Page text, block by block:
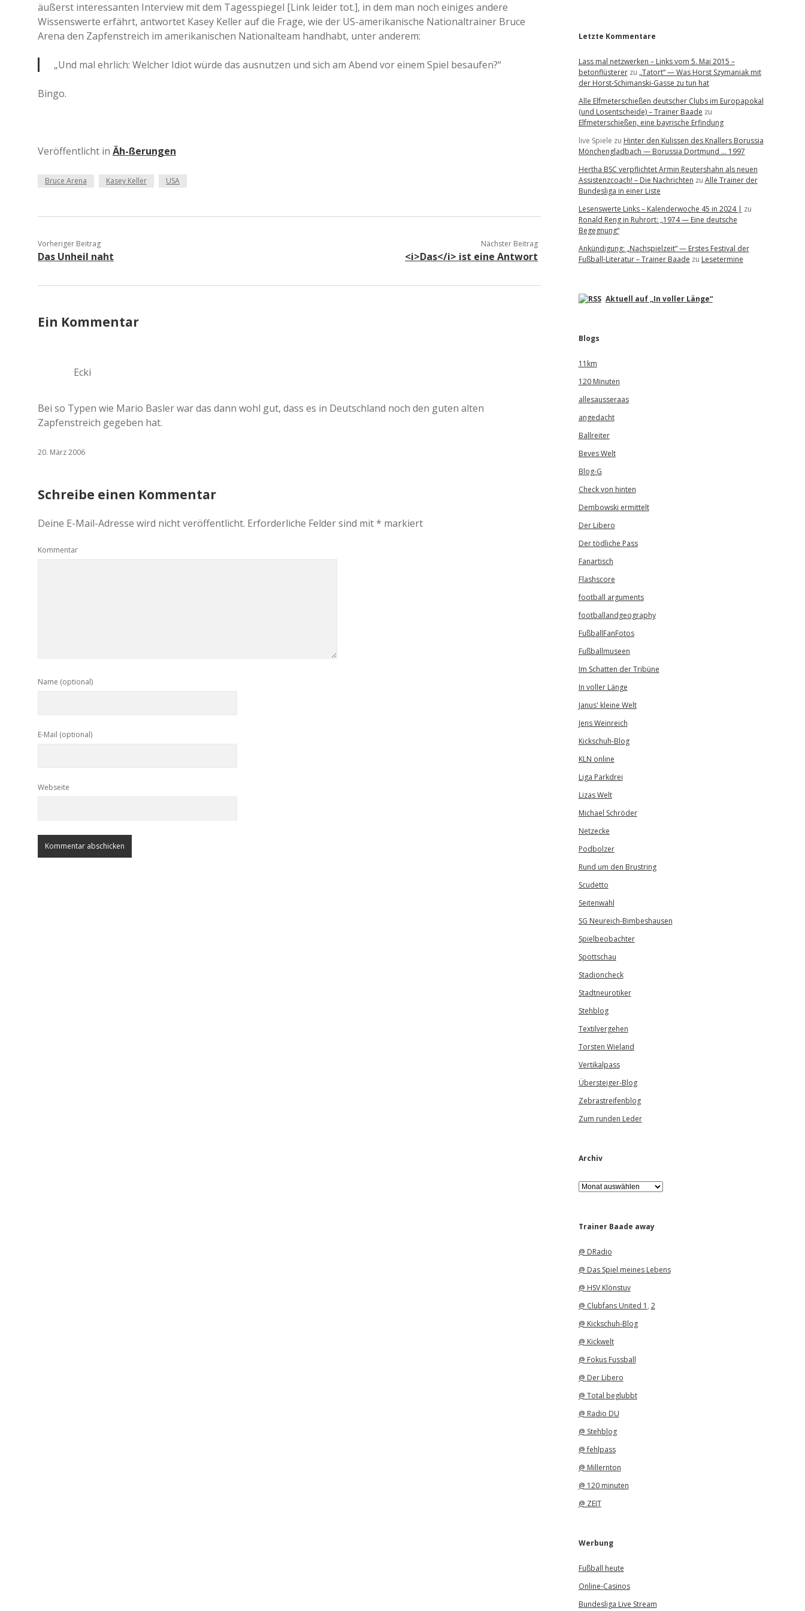
a
a
äußerst interessanten Interview mit dem Tagesspiegel [Link leider tot.], in dem man noch einiges andere
Wissenswerte erfährt, antwortet Kasey Keller auf die Frage, wie der US-amerikanische Nationaltrainer Bruce
Arena den Zapfenstreich im amerikanischen Nationalteam handhabt, unter anderem:
„Und mal ehrlich: Welcher Idiot würde das ausnutzen und sich am Abend vor einem Spiel besaufen?“
Bingo.
Veröffentlicht in Äh-ßerungen
Bruce Arena Kasey Keller USA
Vorheriger Beitrag
Das Unheil naht
Nächster Beitrag
<i>Das</i> ist eine Antwort
Ein Kommentar
Ecki
Bei so Typen wie Mario Basler war das dann wohl gut, dass es in Deutschland noch den guten alten
Zapfenstreich gegeben hat.
20. März 2006
Schreibe einen Kommentar
Deine E-Mail-Adresse wird nicht veröffentlicht. Erforderliche Felder sind mit* markiert
Kommentar
Name (optional)
E-Mail (optional)
Webseite
Letzte Kommentare
Lass mal netzwerken – Links vom 5. Mai 2015 –
betonflüstererzu „Tatort“ — Was Horst Szymaniak mit
der Horst-Schimanski-Gasse zu tun hat
Alle Elfmeterschießen deutscher Clubs im Europapokal
(und Losentscheide) – Trainer Baade zu
Elfmeterschießen, eine bayrische Erfindung
live Spiele zu Hinter den Kulissen des Knallers Borussia
Mönchengladbach — Borussia Dortmund … 1997
Hertha BSC verpflichtet Armin Reutershahn als neuen
Assistenzcoach! – Die Nachrichten zu Alle Trainer der
Bundesliga in einer Liste
Lesenswerte Links – Kalenderwoche 45 in 2024 | zu
Ronald Reng in Ruhrort: „1974 — Eine deutsche
Begegnung“
Ankündigung: „Nachspielzeit“ — Erstes Festival der
Fußball-Literatur – Trainer Baade zu Lesetermine
Aktuell auf „In voller Länge“
Blogs
11km
120 Minuten
allesausseraas
angedacht
Ballreiter
Beves Welt
Blog-G
Check von hinten
Dembowski ermittelt
Der Libero
Der tödliche Pass
Fanartisch
Flashscore
football arguments
footballandgeography
FußballFanFotos
Fußballmuseen
Im Schatten der Tribüne
In voller Länge
Janus' kleine Welt
Jens Weinreich
Kickschuh-Blog
KLN online
Liga Parkdrei
Lizas Welt
Michael Schröder
Netzecke
Podbolzer
Rund um den Brustring
Scudetto
Seitenwahl
SG Neureich-Bimbeshausen
Spielbeobachter
Spottschau
Stadioncheck
Stadtneurotiker
Stehblog
Textilvergehen
Torsten Wieland
Vertikalpass
Übersteiger-Blog
Zebrastreifenblog
Zum runden Leder
Archiv
A
r
iTrainer Baade away
@ DRadio
@ Das Spiel meines Lebens
@ HSV Klönstuv
@ Clubfans United 1 , 2
@ Kickschuh-Blog
@ Kickwelt
@ Fokus Fussball
@ Der Libero
@ Total beglubbt
@ Radio DU
@ Stehblog
@ fehlpass
@ Millernton
@ 120 minuten
@ ZEIT
Werbung
Fußball heute
Online-Casinos
Bundesliga Live Stream